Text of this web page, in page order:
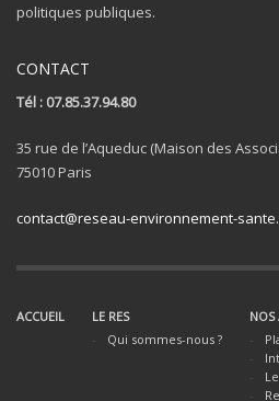
politiques publiques.
CONTACT
Tél : 07.85.37.94.80
35 rue de l’Aqueduc (Maison des
75010 Paris
contact@reseau-environnement-
ACCUEIL
LE RES
Qui sommes-nous ?
NOS